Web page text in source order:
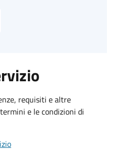
requisiti e altre
e le condizioni di